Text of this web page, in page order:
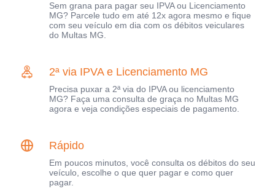
Sem grana para pagar seu IPVA ou Licenciamento
MG? Parcele tudo em até 12x agora mesmo e fique
com seu veículo em dia com os débitos veiculares
do Multas MG.
2ª via IPVA e Licenciamento MG
Precisa puxar a 2ª via do IPVA ou licenciamento
MG? Faça uma consulta de graça no Multas MG
agora e veja condições especiais de pagamento.
Rápido
Em poucos minutos, você consulta os débitos do seu
veículo, escolhe o que quer pagar e como quer
pagar.